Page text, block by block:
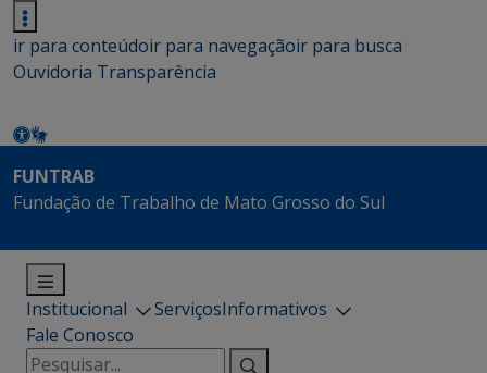
ir para conteúdoir para navegaçãoir para busca
Ouvidoria Transparência
FUNTRAB
Fundação de Trabalho de Mato Grosso do Sul
Institucional ServiçosInformativos
Fale Conosco
Pesquisar